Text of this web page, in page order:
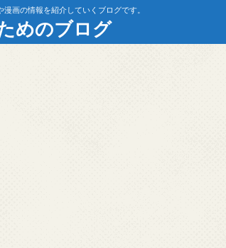
画の情報を紹介していくブログです。
めのブログ